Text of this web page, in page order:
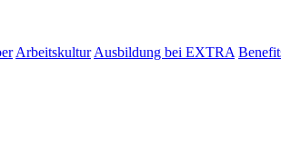
Arbeitskultur Ausbildung bei EXTRA